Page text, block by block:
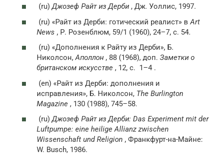
(ru)Джозеф Райт из Дерби , Дж. Уоллис, 1997.
(ru) «Райт из Дерби: готический реалист» вArt
News , Р. Розенблюм, 59/1 (1960), 24–7, с. 54.
(ru) «Дополнения к Райту из Дерби», Б.
Николсон,Аполлон , 88 (1968), доп. Заметки о
британском искусстве , 12, с. 1–4 .
(en) «Райт из Дерби: дополнения и
исправления», Б. Николсон, The Burlington
Magazine , 130 (1988), 745–58.
(ru)Джозеф Райт из Дерби: Das Experiment mit der
Luftpumpe: eine heilige Allianz zwischen
Wissenschaft und Religion , Франкфурт-на-Майне:
W. Busch, 1986.